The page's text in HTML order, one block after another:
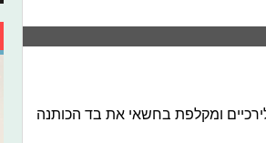
ומקלפת בחשאי את בד הכותנה